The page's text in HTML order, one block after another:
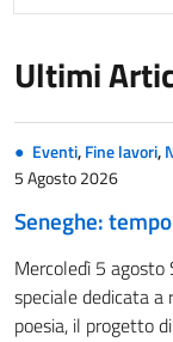
Ultimi
Eventi,Fine lavori,
5 Agosto 2026
Seneghe:
Mercoledì 5
speciale dedicata
poesia, il progetto